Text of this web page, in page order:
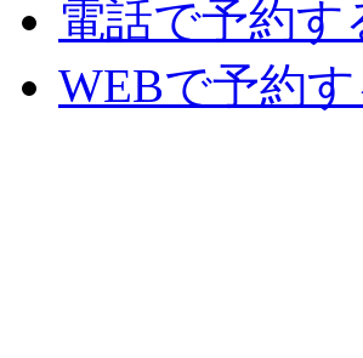
電話で予約す
WEBで予約す